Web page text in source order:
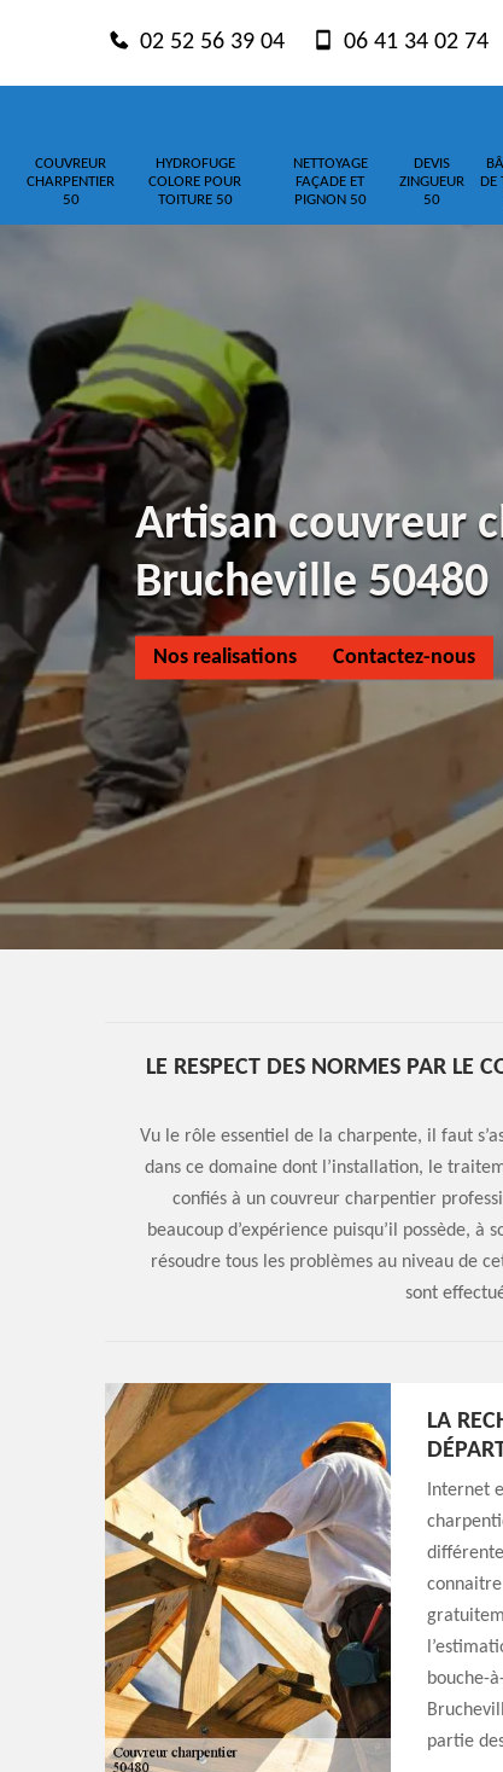
02 52 56 39 04 06 41 34 02 74
COUVREUR
CHARPENTIER
50
HYDROFUGE
COLORE POUR
TOITURE 50
NETTOYAGE
FAÇADE ET
PIGNON 50
DEVIS
ZINGUEUR
50
DE
Artisan couvreur
Brucheville 50480
Nos realisations Contactez-nous
LE RESPECT DES NORMES PAR LE
Vu le rôle essentiel de la charpente, il faut
dans ce domaine dont l’installation, le
confiés à un couvreur charpentier
beaucoup d’expérience puisqu’il possède,
résoudre tous les problèmes au niveau de
sont
LA
Internet
bouche-
partie